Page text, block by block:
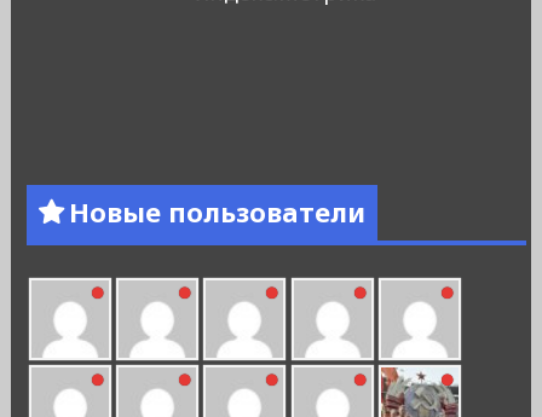
Новые пользователи